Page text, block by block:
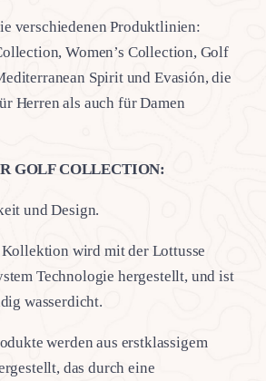
verschiedenen Produktlinien:
Women’s Collection, Golf
Spirit und Evasión, die
Herren als auch für Damen
GOLF COLLECTION:
und Design.
Kollektion wird mit der Lottusse
Technologie hergestellt, und ist
wasserdicht.
werden aus erstklassigem
das durch eine